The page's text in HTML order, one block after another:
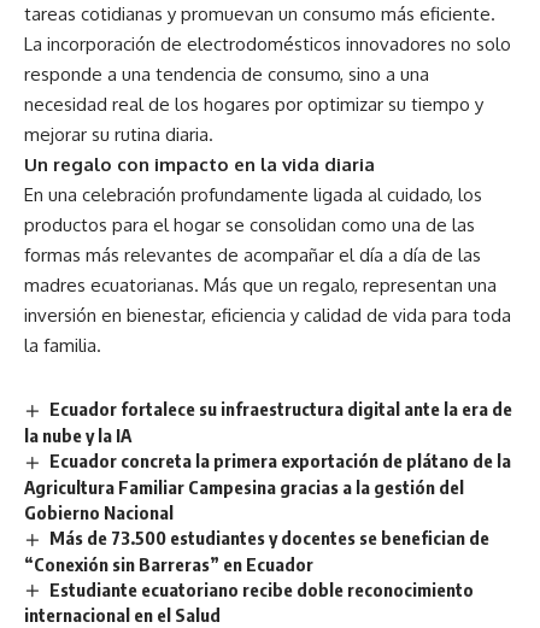
tareas cotidianas y promuevan un consumo más eficiente.
La incorporación de electrodomésticos innovadores no solo
responde a una tendencia de consumo, sino a una
necesidad real de los hogares por optimizar su tiempo y
mejorar su rutina diaria.
Un regalo con impacto en la vida diaria
En una celebración profundamente ligada al cuidado, los
productos para el hogar se consolidan como una de las
formas más relevantes de acompañar el día a día de las
madres ecuatorianas. Más que un regalo, representan una
inversión en bienestar, eficiencia y calidad de vida para toda
la familia.
Ecuador fortalece su infraestructura digital ante la era de
la nube y la IA
Ecuador concreta la primera exportación de plátano de la
Agricultura Familiar Campesina gracias a la gestión del
Gobierno Nacional
Más de 73.500 estudiantes y docentes se benefician de
“Conexión sin Barreras” en Ecuador
Estudiante ecuatoriano recibe doble reconocimiento
internacional en el Salud